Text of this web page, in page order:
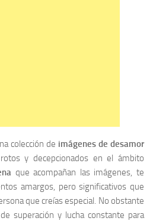
colección de imágenes de desamor
y decepcionados en el ámbito
que acompañan las imágenes, te
amargos, pero significativos que
que creías especial. No obstante
superación y lucha constante para